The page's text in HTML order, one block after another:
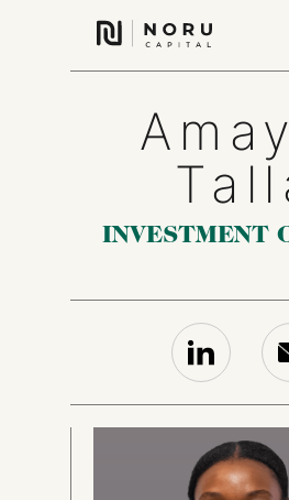
INVESTMENT